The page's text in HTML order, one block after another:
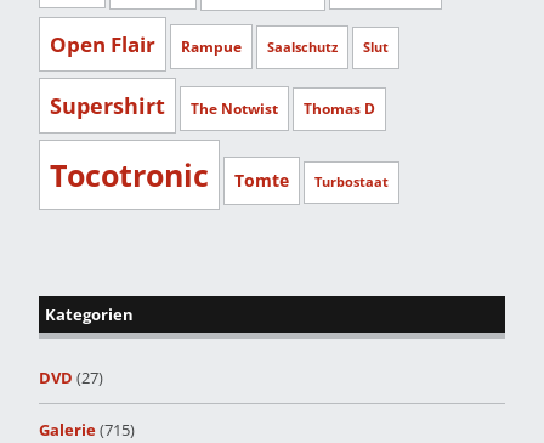
Open Flair Rampue Saalschutz Slut
Supershirt The Notwist Thomas D
Tocotronic Tomte Turbostaat
Kategorien
DVD (27)
Galerie(715)